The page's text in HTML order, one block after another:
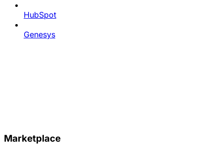
HubSpot
Genesys
Marketplace